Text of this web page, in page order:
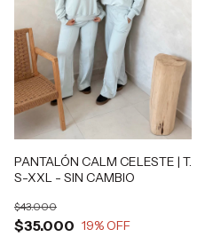
PANTALÓN CALM CELESTE | T.
S-XXL - SIN CAMBIO
$35.000
$43.000
19% OFF